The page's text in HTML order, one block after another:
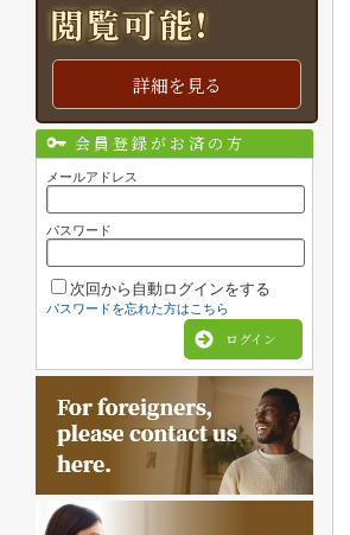
閲覧可能!
詳細を見る
会員登録がお済の方
メールアドレス
パスワード
次回から自動ログインをする
パスワードを忘れた方はこちら
ログイン